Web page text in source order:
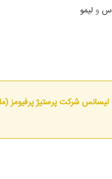
و لیمو
شرکت پرستیژ پرفیومز